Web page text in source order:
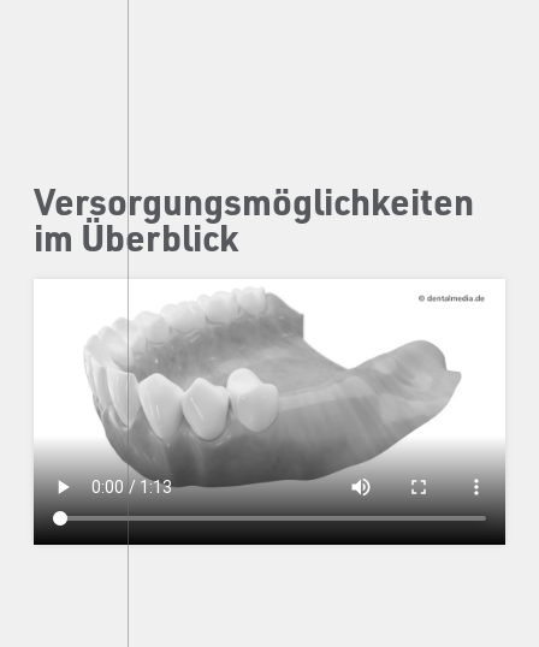
Versorgungs­möglichkeiten
im Überblick